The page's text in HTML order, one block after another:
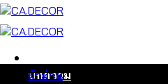
ข้าม
ยัง
บทความ
ผ้าม่าน